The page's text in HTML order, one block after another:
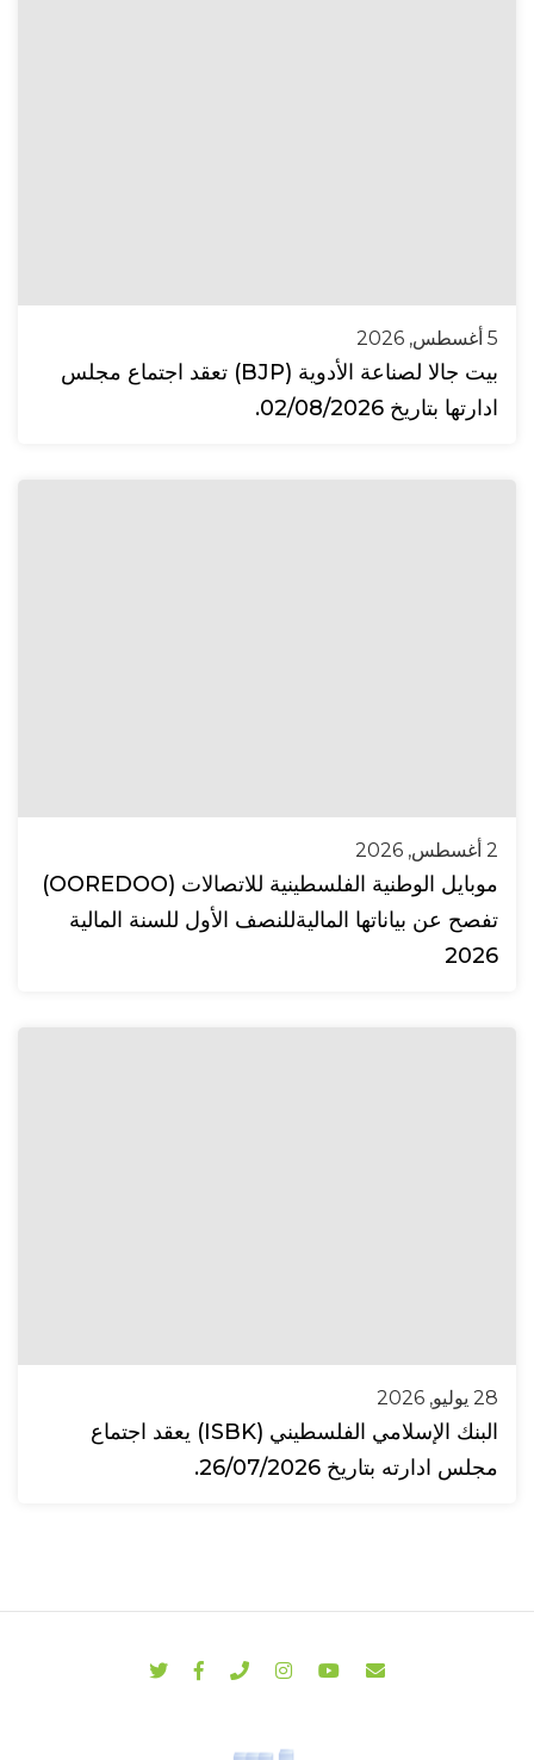
5 أغسطس, 2026
بيت جالا لصناعة الأدوية (BJP) تعقد اجتماع مجلس
ادارتها بتاريخ 02/08/2026.
2 أغسطس, 2026
موبايل الوطنية الفلسطينية للاتصالات (OOREDOO)
تفصح عن بياناتها الماليةللنصف الأول للسنة المالية
2026
28 يوليو, 2026
البنك الإسلامي الفلسطيني (ISBK) يعقد اجتماع
مجلس ادارته بتاريخ 26/07/2026.